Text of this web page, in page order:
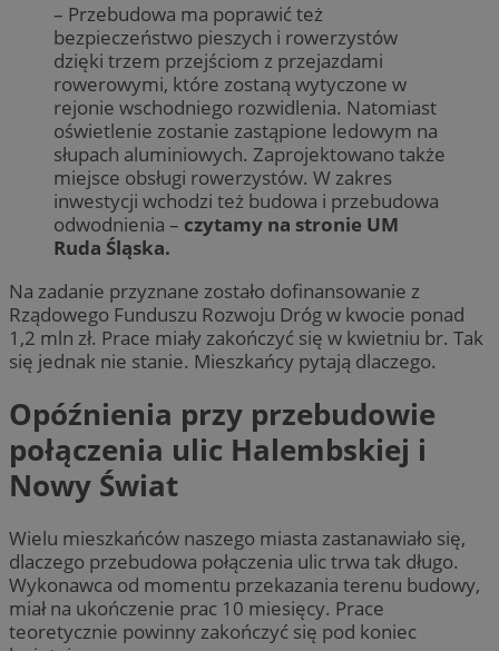
– Przebudowa ma poprawić też
bezpieczeństwo pieszych i rowerzystów
dzięki trzem przejściom z przejazdami
rowerowymi, które zostaną wytyczone w
rejonie wschodniego rozwidlenia. Natomiast
oświetlenie zostanie zastąpione ledowym na
słupach aluminiowych. Zaprojektowano także
miejsce obsługi rowerzystów. W zakres
inwestycji wchodzi też budowa i przebudowa
odwodnienia – czytamy na stronie UM
Ruda Śląska.
Na zadanie przyznane zostało dofinansowanie z
Rządowego Funduszu Rozwoju Dróg w kwocie ponad
1,2 mln zł. Prace miały zakończyć się w kwietniu br. Tak
się jednak nie stanie. Mieszkańcy pytają dlaczego.
Opóźnienia przy przebudowie
połączenia ulic Halembskiej i
Nowy Świat
Wielu mieszkańców naszego miasta zastanawiało się,
dlaczego przebudowa połączenia ulic trwa tak długo.
Wykonawca od momentu przekazania terenu budowy,
miał na ukończenie prac 10 miesięcy. Prace
teoretycznie powinny zakończyć się pod koniec